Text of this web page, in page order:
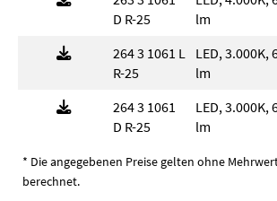
D R-25
lm
264 3 1061 L
R-25
LED, 3.000K,
lm
264 3 1061
D R-25
LED, 3.000K,
lm
* Die angegebenen Preise gelten ohne
berechnet.